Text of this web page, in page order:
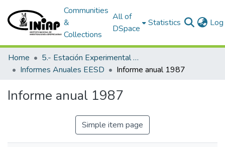
Communities
&
Collections
All of
DSpace
Statistics
Home
5.- Estación Experimental Santo Domingo
Informes Anuales EESD
Informe anual 1987
Informe anual 1987
Simple item page